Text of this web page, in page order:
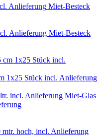
Miet-Besteck
Miet-Besteck
1x25 Stück incl. Anlieferung
Miet-Glas